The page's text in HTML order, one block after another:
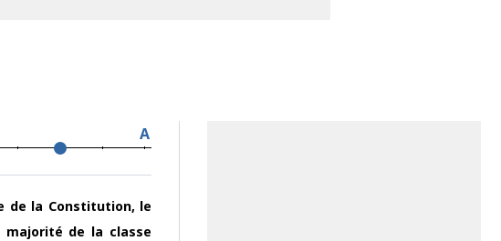
A
de la Constitution, le
majorité de la classe